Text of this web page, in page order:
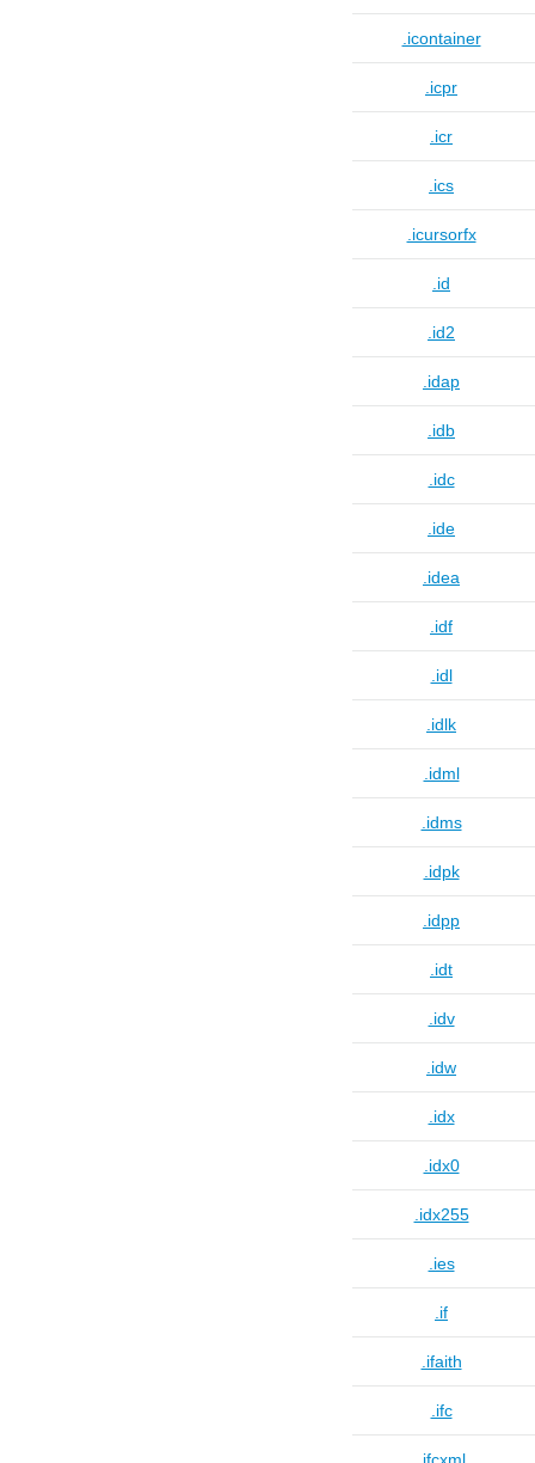
.icontainer
.icpr
.icr
.ics
.icursorfx
.id
.id2
.idap
.idb
.idc
.ide
.idea
.idf
.idl
.idlk
.idml
.idms
.idpk
.idpp
.idt
.idv
.idw
.idx
.idx0
.idx255
.ies
.if
.ifaith
.ifc